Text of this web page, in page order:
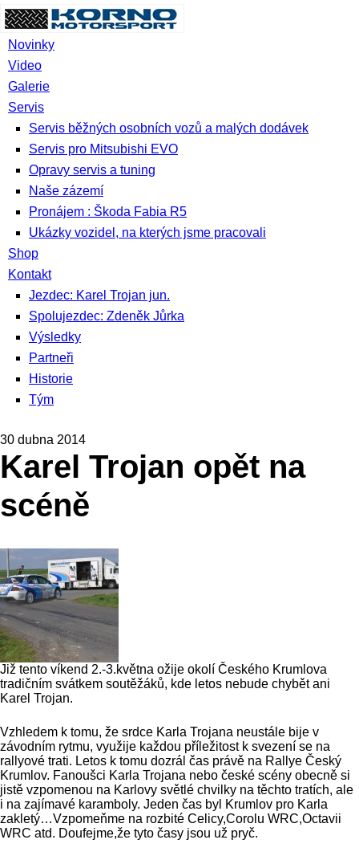
Novinky
Video
Galerie
Servis
Servis běžných osobních vozů a malých dodávek
Servis pro Mitsubishi EVO
Opravy servis a tuning
Naše zázemí
Pronájem : Škoda Fabia R5
Ukázky vozidel, na kterých jsme pracovali
Shop
Kontakt
Jezdec: Karel Trojan jun.
Spolujezdec: Zdeněk Jůrka
Výsledky
Partneři
Historie
Tým
30 dubna 2014
Karel Trojan opět na
scéně
Již tento víkend 2.-3.května ožije okolí Českého Krumlova
tradičním svátkem soutěžáků, kde letos nebude chybět ani
Karel Trojan.
Vzhledem k tomu, že srdce Karla Trojana neustále bije v
závodním rytmu, využije každou příležitost k svezení se na
rallyové trati. Letos k tomu dozrál čas právě na Rallye Český
Krumlov. Fanoušci Karla Trojana nebo české scény obecně si
jistě vzpomenou na Karlovy světlé chvilky na těchto tratích, ale
i na zajímavé karamboly. Jeden čas byl Krumlov pro Karla
zakletý…Vzpomeňme na rozbité Celicy,Corolu WRC,Octavii
WRC atd. Doufejme,že tyto časy jsou už pryč.